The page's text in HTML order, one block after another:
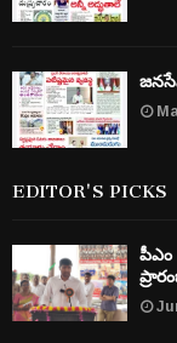
EDITOR'S PICKS
పీఎం